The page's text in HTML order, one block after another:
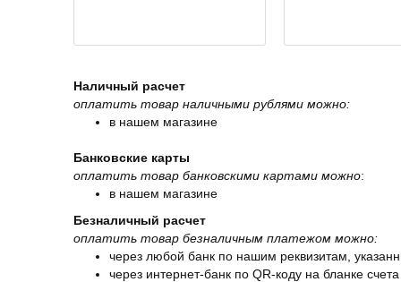
Наличный расчет
оплатить товар наличными рублями можно:
в нашем магазине
Банковские карты
оплатить товар банковскими картами можно:
в нашем магазине
Безналичный расчет
оплатить товар безналичным платежом можно:
через любой банк по нашим реквизитам,
через интернет-банк по QR-коду на бланке